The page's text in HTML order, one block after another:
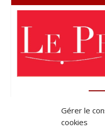
Gérer le
cookies